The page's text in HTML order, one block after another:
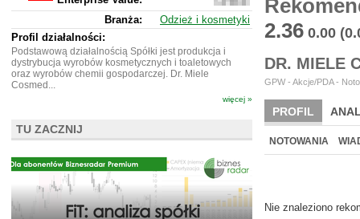
2.36 0.00
DR. MIELE
GPW - Akcje/PDA -
PROFIL
BR LAB
NOTOWANIA
Nie znaleziono
847
219
Branża:
Odzież i kosmetyki
Profil działalności:
Podstawową działalnością Spółki jest produkcja i
dystrybucja wyrobów kosmetycznych i toaletowych
oraz wyrobów chemii gospodarczej. Dr. Miele
Cosmed...
więcej »
TU ZACZNIJ